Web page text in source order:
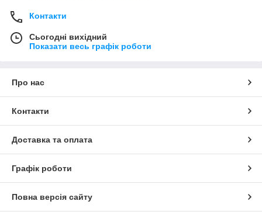
Контакти
Сьогодні вихідний
Показати весь графік роботи
Про нас
Контакти
Доставка та оплата
Графік роботи
Повна версія сайту